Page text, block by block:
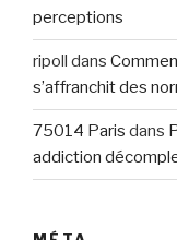
perceptions
ripoll dans
s’affranchit des
75014 Paris dans
addiction